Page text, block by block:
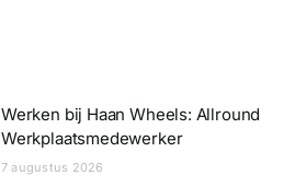
Werken bij Haan Wheels: Allround
Werkplaatsmedewerker
7 augustus 2026